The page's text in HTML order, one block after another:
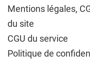
Mentions légales,
du site
CGU du service
Politique de